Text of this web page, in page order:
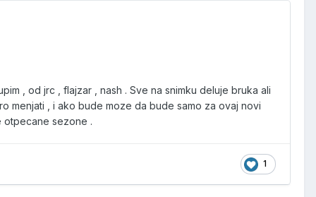
, od jrc , flajzar , nash . Sve na snimku deluje bruka ali
menjati , i ako bude moze da bude samo za ovaj novi
otpecane sezone .
1